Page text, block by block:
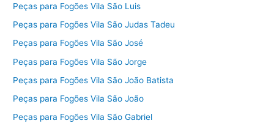
Peças para Fogões Vila São Luis
Peças para Fogões Vila São Judas Tadeu
Peças para Fogões Vila São José
Peças para Fogões Vila São Jorge
Peças para Fogões Vila São João Batista
Peças para Fogões Vila São João
Peças para Fogões Vila São Gabriel